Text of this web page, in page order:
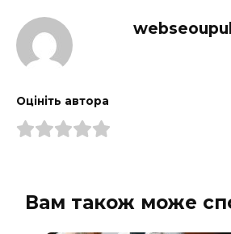
Оцініть автора
Вам також може